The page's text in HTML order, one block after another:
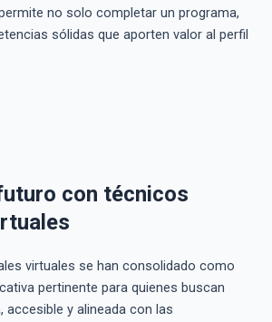
no solo completar un programa,
sólidas que aporten valor al perfil
con técnicos
virtuales se han consolidado como
pertinente para quienes buscan
y alineada con las